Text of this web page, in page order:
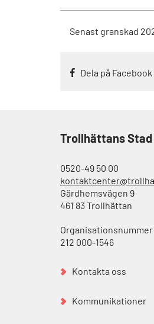
Senast granskad
Dela på Facebook
Trollhättans Stad
0520-49 50 00
Gärdhemsvägen 9
461 83 Trollhättan
212 000-1546
Kontakta oss
Kommunikationer